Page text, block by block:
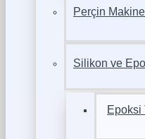
Perçin
Silikon ve
Epoksi